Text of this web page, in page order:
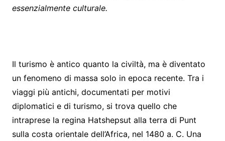
essenzialmente culturale.
Il turismo è antico quanto la civiltà, ma è diventato
un fenomeno di massa solo in epoca recente. Tra i
viaggi più antichi, documentati per motivi
diplomatici e di turismo, si trova quello che
intraprese la regina Hatshepsut alla terra di Punt
sulla costa orientale dell’Africa, nel 1480 a. C. Una